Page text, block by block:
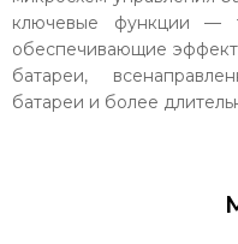
ключевые функции —
обеспечивающие
батареи,
батареи и более